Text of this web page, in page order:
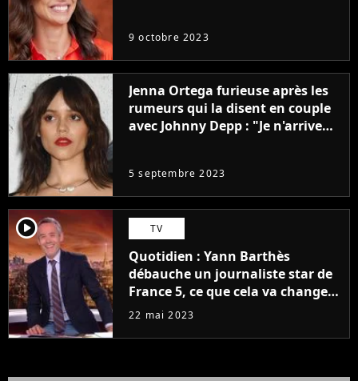
9 octobre 2023
Jenna Ortega furieuse après les
rumeurs qui la disent en couple
avec Johnny Depp : "Je n'arrive
5 septembre 2023
player2 TV
Quotidien : Yann Barthès
débauche un journaliste star de
France 5, ce que cela va changer
à la rentrée
22 mai 2023